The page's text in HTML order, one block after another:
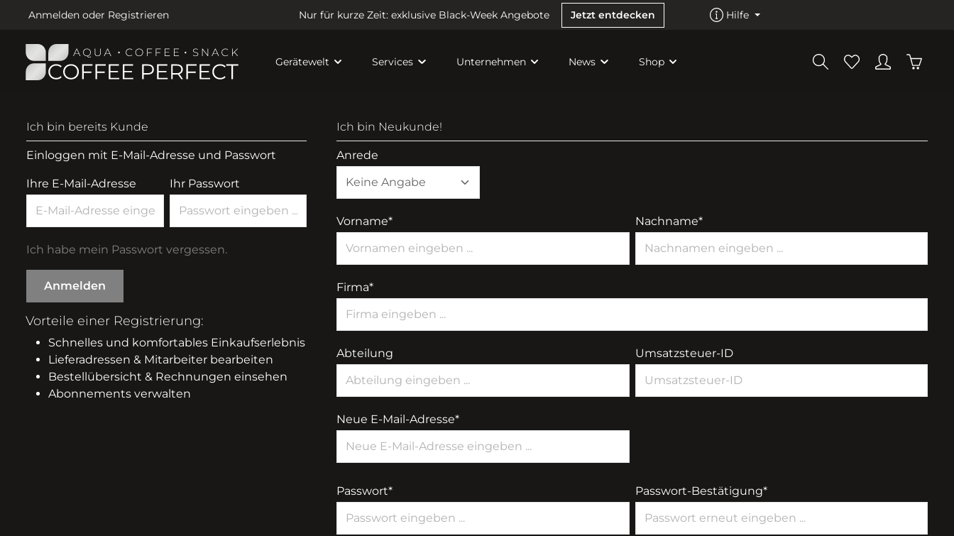
Anmelden oder Registrieren Nur für kurze Zeit: exklusive Black-Week Angebote Jetzt entdecken Hilfe
Gerätewelt Services Unternehmen News Shop
Ich bin bereits Kunde
Einloggen mit E-Mail-Adresse und Passwort
Ihre E-Mail-Adresse Ihr Passwort
Ich habe mein Passwort vergessen.
Anmelden
Vorteile einer Registrierung:
Schnelles und komfortables Einkaufserlebnis
Lieferadressen & Mitarbeiter bearbeiten
Bestellübersicht & Rechnungen einsehen
Abonnements verwalten
Ich bin Neukunde!
Anrede
Vorname* Nachname*
Firma*
Abteilung Umsatzsteuer-ID
Neue E-Mail-Adresse*
Passwort* Passwort-Bestätigung*